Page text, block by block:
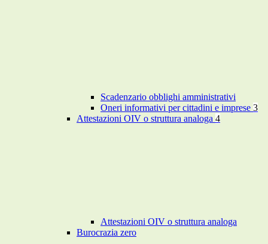
Scadenzario obblighi amministrativi
Oneri informativi per cittadini e imprese 3
Attestazioni OIV o struttura analoga 4
Attestazioni OIV o struttura analoga
Burocrazia zero